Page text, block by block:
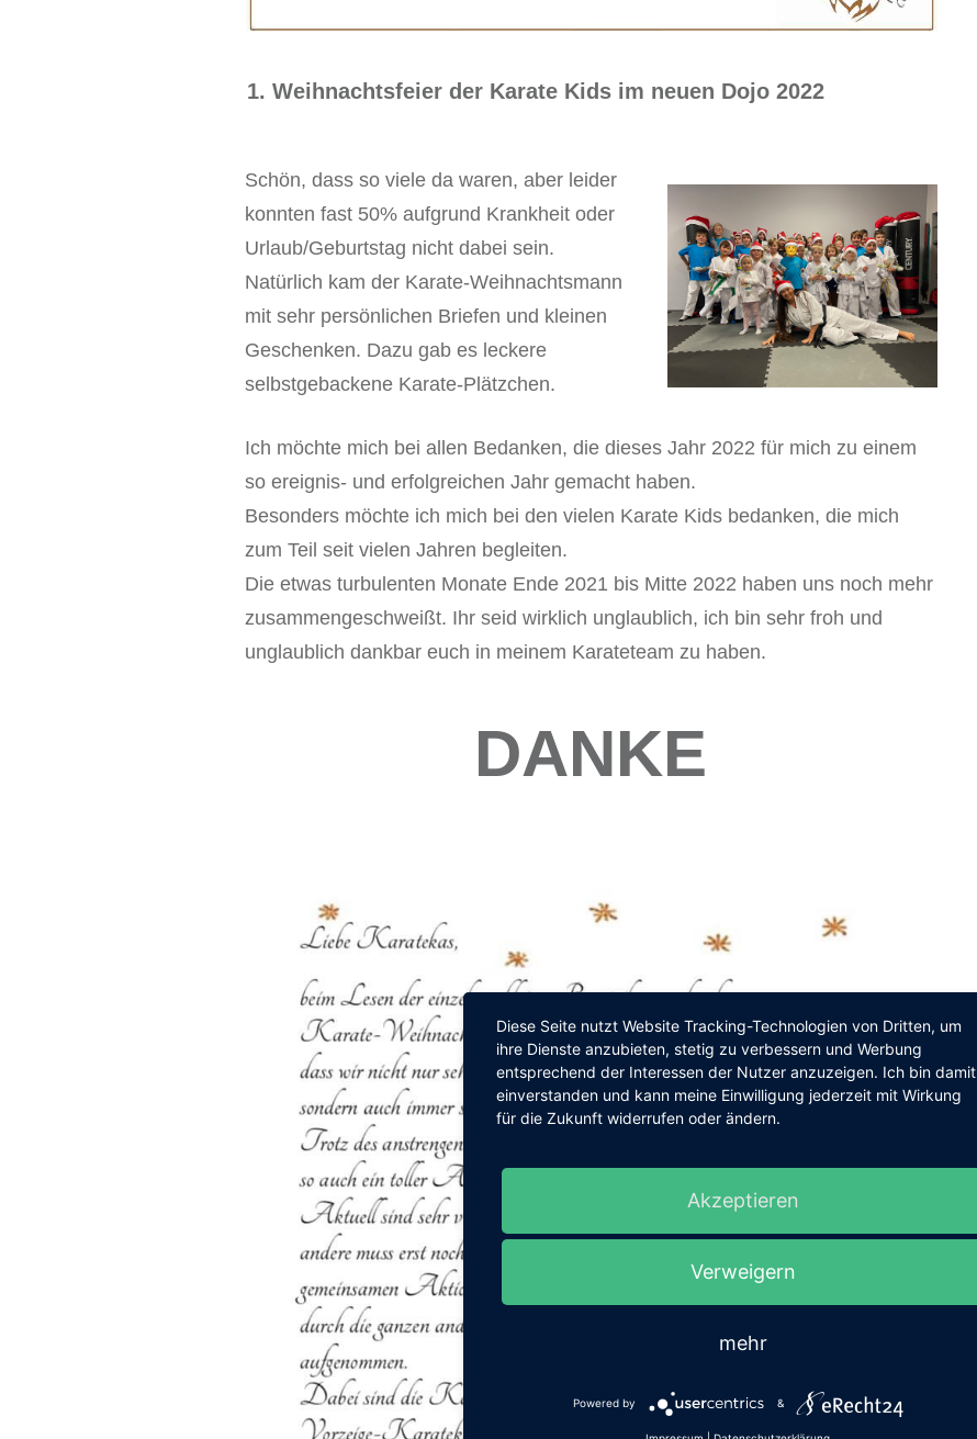
1. Weihnachtsfeier der Karate Kids im neuen Dojo 2022
Schön, dass so viele da waren, aber leider
konnten fast 50% aufgrund Krankheit oder
Urlaub/Geburtstag nicht dabei sein.
Natürlich kam der Karate-Weihnachtsmann
mit sehr persönlichen Briefen und kleinen
Geschenken. Dazu gab es leckere
selbstgebackene Karate-Plätzchen.
Ich möchte mich bei allen Bedanken, die dieses Jahr 2022 für mich zu einem
so ereignis- und erfolgreichen Jahr gemacht haben.
Besonders möchte ich mich bei den vielen Karate Kids bedanken, die mich
zum Teil seit vielen Jahren begleiten.
Die etwas turbulenten Monate Ende 2021 bis Mitte 2022 haben uns noch mehr
zusammengeschweißt. Ihr seid wirklich unglaublich, ich bin sehr froh und
unglaublich dankbar euch in meinem Karateteam zu haben.
DANKE
Diese Seite nutzt Website Tracking-Technologien von Dritten, um
ihre Dienste anzubieten, stetig zu verbessern und Werbung
entsprechend der Interessen der Nutzer anzuzeigen. Ich bin damit
einverstanden und kann meine Einwilligung jederzeit mit Wirkung
für die Zukunft widerrufen oder ändern.
Akzeptieren
Verweigern
mehr
Powered by &